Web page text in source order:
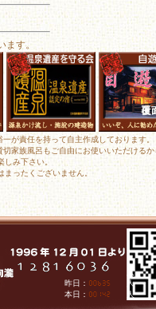
ます。
が責任を持って自主作成しております。
家族風呂もご自由にお使いいただけるか
み下さい。
まったくございません。
人
昨日：
人
本日：
人